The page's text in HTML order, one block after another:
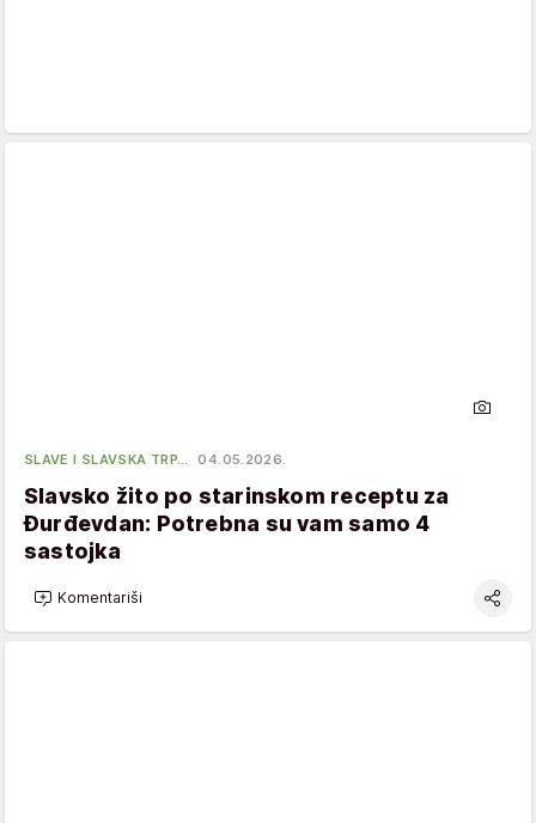
SLAVE I SLAVSKA TRP… 04.05.2026.
Slavsko žito po starinskom receptu za
Đurđevdan: Potrebna su vam samo 4
sastojka
Komentariši